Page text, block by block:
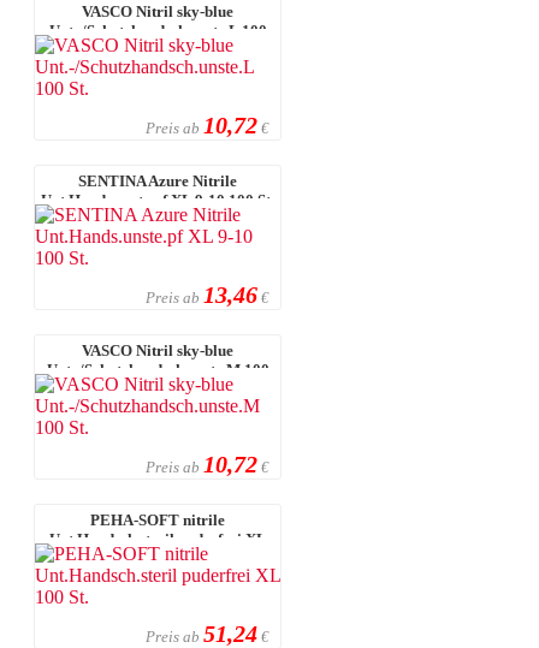
VASCO Nitril sky-blue
Unt.-/Schutzhandsch.unste.L 100
St.
Preis ab 10,72 €
SENTINA Azure Nitrile
Unt.Hands.unste.pf XL 9-10 100 St.
Preis ab 13,46 €
VASCO Nitril sky-blue
Unt.-/Schutzhandsch.unste.M 100
St.
Preis ab 10,72 €
PEHA-SOFT nitrile
Unt.Handsch.steril puderfrei XL
100 St.
Preis ab 51,24 €